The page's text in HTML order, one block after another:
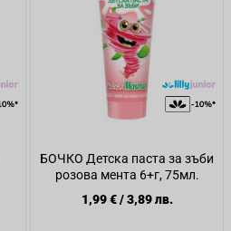
БОЧКО Детска паста за зъби
розова мента 6+г, 75мл.
1,99 €/3,89 лв.